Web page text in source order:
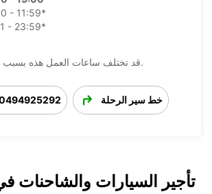
- 11:59*
- 23:59*
قد تختلف ساعات العمل هذه بسبب العطلات الرسمية.
خط سير الرحلة
تأجير السيارات والشاحنات